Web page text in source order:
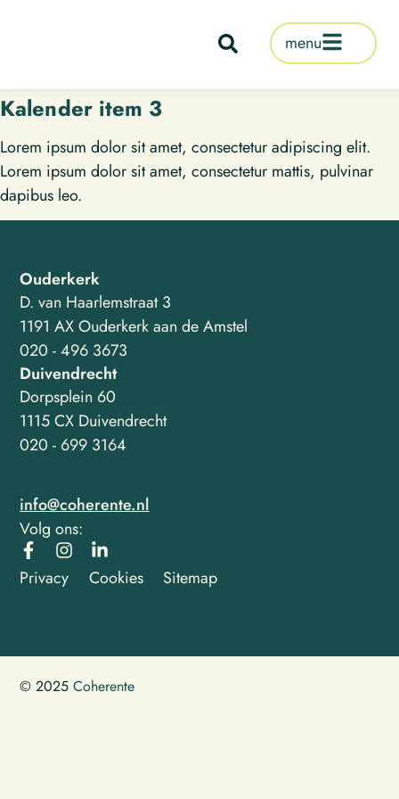
menu
Kalender item 3
Lorem ipsum dolor sit amet, consectetur adipiscing elit.
Lorem ipsum dolor sit amet, consectetur mattis, pulvinar
dapibus leo.
Ouderkerk
D. van Haarlemstraat 3
1191 AX Ouderkerk aan de Amstel
020 - 496 3673
Duivendrecht
Dorpsplein 60
1115 CX Duivendrecht
020 - 699 3164
info@coherente.nl
Volg ons:
Privacy Cookies Sitemap
© 2025 Coherente